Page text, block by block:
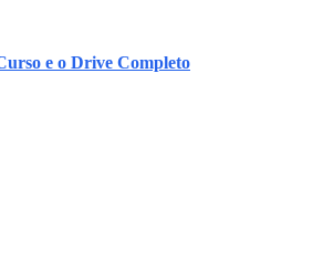
e o Drive Completo